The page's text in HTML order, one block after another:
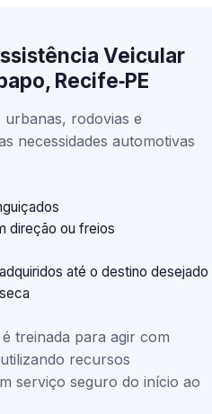
Veicular
Recife‑PE
rodovias e
necessidades automotivas
direção ou freios
até o destino desejado
treinada para agir com
recursos
serviço seguro do início ao